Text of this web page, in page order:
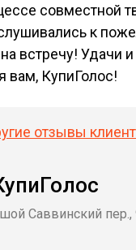
совместной
к
встречу! Удачи и
вам, КупиГолос!
отзывы
Саввинский пер.,